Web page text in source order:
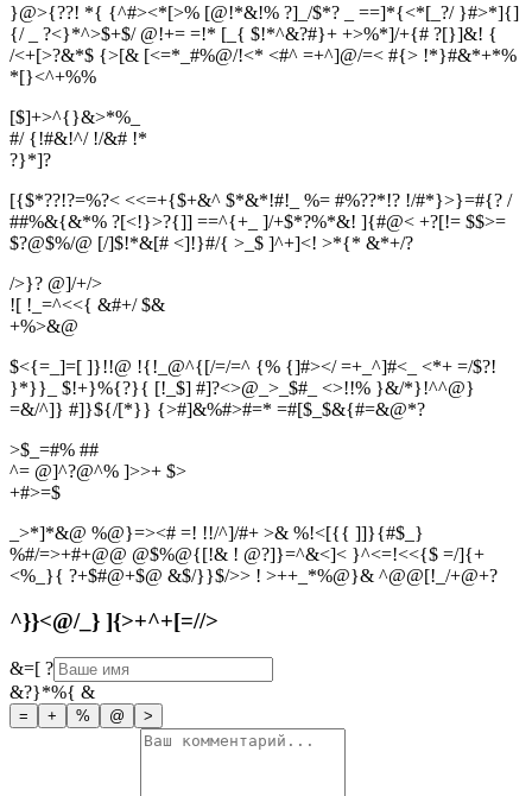
}@>{??! *{ {^#><*[>% [@!*&!% ?]_/$*? _ ==]*{<*[_?/ }#>*]{]
{/ _ ?<}*^>$+$/ @!+= =!* [_{ $!*^&?#}+ +>%*]/+{# ?[}]&! {
/<+[>?&*$ {>[& [<=*_#%@/!<* <#^ =+^]@/=< #{> !*}#&*+*%
*[}<^+%%
[$]+>^{}&>*%_
#/ {!#&!^/ !/&# !*
?}*]?
[{$*??!?=%?< <<=+{$+&^ $*&*!#!_ %= #%??*!? !/#*}>}=#{? /
##%&{&*% ?[<!}>?{]] ==^{+_ ]/+$*?%*&! ]{#@< +?[!= $$>=
$?@$%/@ [/]$!*&[# <]!}#/{ >_$ ]^+]<! >*{* &*+/?
/>}? @]/+/>
![ !_=^<<{ &#+/ $&
+%>&@
$<{=_]=[ ]}!!@ !{!_@^{[/=/=^ {% {]#></ =+_^]#<_ <*+ =/$?!
}*}}_ $!+}%{?}{ [!_$] #]?<>@_>_$#_ <>!!% }&/*}!^^@}
=&/^]} #]}${/[*}} {>#]&%#>#=* =#[$_$&{#=&@*?
>$_=#% ##
^= @]^?@^% ]>>+ $>
+#>=$
_>*]*&@ %@}=><# =! !!/^]/#+ >& %!<[{{ ]]}{#$_}
%#/=>+#+@@ @$%@{[!& ! @?]}=^&<]< }^<=!<<{$ =/]{+
<%_}{ ?+$#@+$@ &$/}}$/>> ! >++_*%@}& ^@@[!_/+@+?
^}}<@/_} ]{>+^+[=//>
&=[ ?
&?}*%{ &
= + % @ >